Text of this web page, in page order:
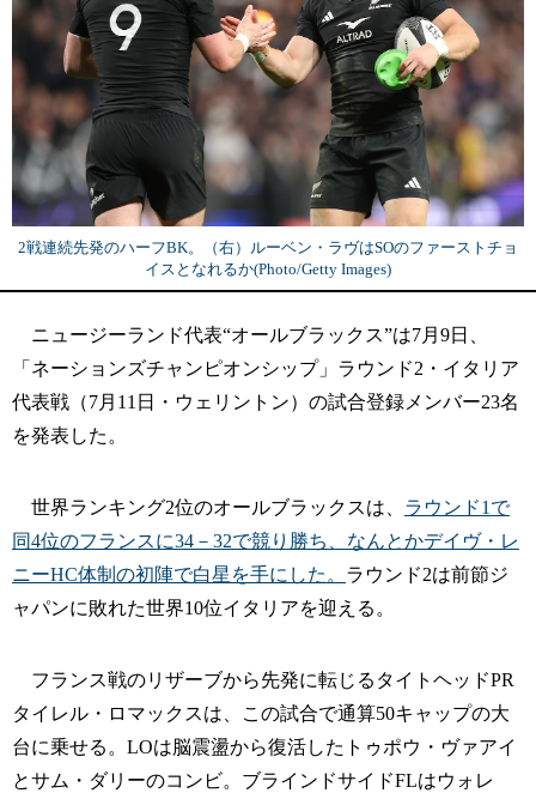
2戦連続先発のハーフBK。（右）ルーベン・ラヴはSOのファーストチョ
イスとなれるか(Photo/Getty Images)
ニュージーランド代表“オールブラックス”は7月9日、
「ネーションズチャンピオンシップ」ラウンド2・イタリア
代表戦（7月11日・ウェリントン）の試合登録メンバー23名
を発表した。
世界ランキング2位のオールブラックスは、 ラウンド1で
同4位のフランスに34－32で競り勝ち、なんとかデイヴ・レ
ニーHC体制の初陣で白星を手にした。 ラウンド2は前節ジ
ャパンに敗れた世界10位イタリアを迎える。
フランス戦のリザーブから先発に転じるタイトヘッドPR
タイレル・ロマックスは、この試合で通算50キャップの大
台に乗せる。LOは脳震盪から復活したトゥポウ・ヴァアイ
とサム・ダリーのコンビ。ブラインドサイドFLはウォレ